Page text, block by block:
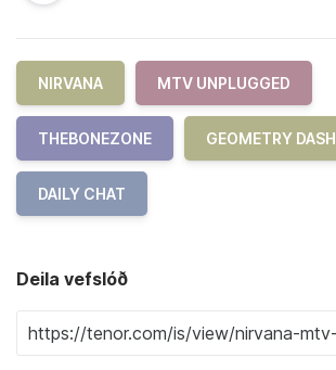
NIRVANA MTV UNPLUGGED
THEBONEZONE GEOMETRY DASH
DAILY CHAT
Deila vefslóð